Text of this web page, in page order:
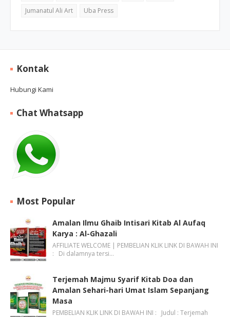
Jumanatul Ali Art
Uba Press
Kontak
Hubungi Kami
Chat Whatsapp
Most Popular
Amalan Ilmu Ghaib Intisari Kitab Al Aufaq
Karya : Al-Ghazali
AFFILIATE WELCOME | PEMBELIAN KLIK LINK DI BAWAH INI
: Di dalamnya tersi…
Terjemah Majmu Syarif Kitab Doa dan
Amalan Sehari-hari Umat Islam Sepanjang
Masa
PEMBELIAN KLIK LINK DI BAWAH INI : Judul : Terjemah